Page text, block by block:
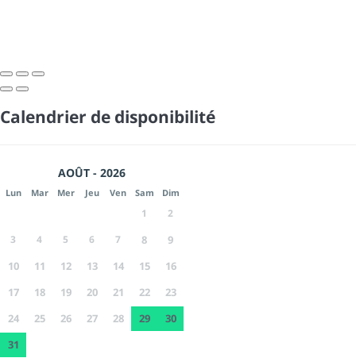
Calendrier de disponibilité
AOÛT - 2026
Lun Mar Mer Jeu Ven Sam Dim
1
2
3
4 5 6 7 8
9
10
11 12 13 14 15
16
17
18 19 20 21 22
23
24
25 26 27 28 29
30
31